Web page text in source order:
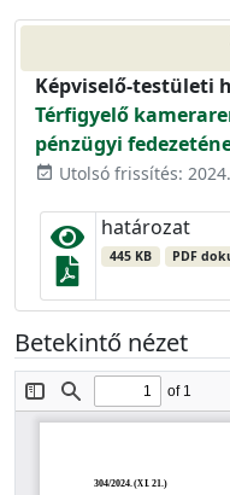
Képviselő-testületi
Térfigyelő
pénzügyi
event_available Utolsó frissítés:
határozat
445 KB PDF
Betekintő nézet